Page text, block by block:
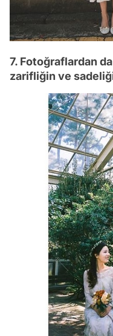
7. Fotoğraflardan
zarifliğin ve